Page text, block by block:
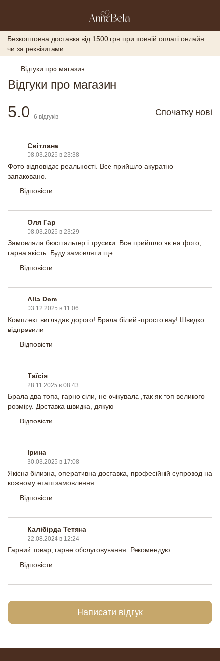
Безкоштовна доставка від 1500 грн при повній оплаті онлайн
чи за реквізитами
Відгуки про магазин
Відгуки про магазин
5.0 6 відгуків Спочатку нові
Світлана
08.03.2026 в 23:38
Фото відповідає реальності. Все прийшло акуратно
запаковано.
Відповісти
Оля Гар
08.03.2026 в 23:29
Замовляла бюстгальтер і трусики. Все прийшло як на фото,
гарна якість. Буду замовляти ще.
Відповісти
Alla Dem
03.12.2025 в 11:06
Комплект виглядає дорого! Брала білий -просто вау! Швидко
відправили
Відповісти
Таїсія
28.11.2025 в 08:43
Брала два топа, гарно сіли, не очікувала ,так як топ великого
розміру. Доставка швидка, дякую
Відповісти
Ірина
30.03.2025 в 17:08
Якісна білизна, оперативна доставка, професійній супровод на
кожному етапі замовлення.
Відповісти
Калібірда Тетяна
22.08.2024 в 12:24
Гарний товар, гарне обслуговування. Рекомендую
Відповісти
Написати відгук